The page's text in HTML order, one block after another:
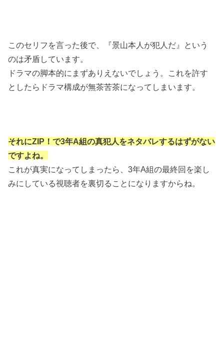
このセリフを言った後で、『景山本人が犯人だ』という
のは矛盾しています。
ドラマの脚本的にまずありえないでしょう。これを許す
としたらドラマ構成が無茶苦茶になってしまいます。
それにZIP！で3年A組の真犯人をネタバレするはずがない
ですよね。
これが真実になってしまったら、3年A組の最終回を楽し
みにしている視聴者を裏切ることになりますからね。